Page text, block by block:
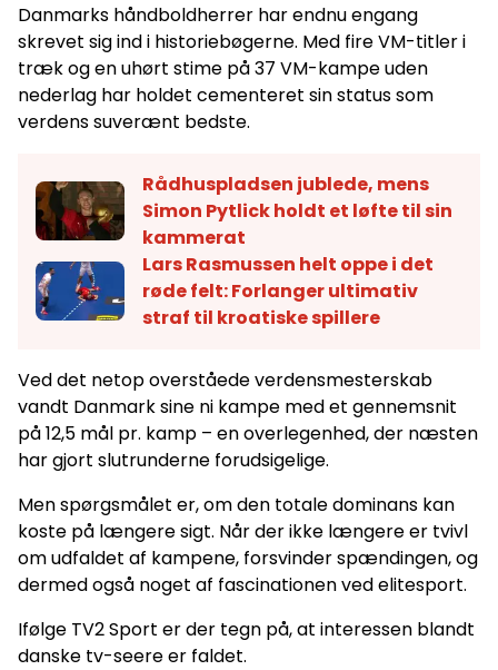
Danmarks håndboldherrer har endnu engang
skrevet sig ind i historiebøgerne. Med fire VM-titler i
træk og en uhørt stime på 37 VM-kampe uden
nederlag har holdet cementeret sin status som
verdens suverænt bedste.
Rådhuspladsen jublede, mens
Simon Pytlick holdt et løfte til sin
kammerat
Lars Rasmussen helt oppe i det
røde felt: Forlanger ultimativ
straf til kroatiske spillere
Ved det netop overståede verdensmesterskab
vandt Danmark sine ni kampe med et gennemsnit
på 12,5 mål pr. kamp – en overlegenhed, der næsten
har gjort slutrunderne forudsigelige.
Men spørgsmålet er, om den totale dominans kan
koste på længere sigt. Når der ikke længere er tvivl
om udfaldet af kampene, forsvinder spændingen, og
dermed også noget af fascinationen ved elitesport.
Ifølge TV2 Sport er der tegn på, at interessen blandt
danske tv-seere er faldet.